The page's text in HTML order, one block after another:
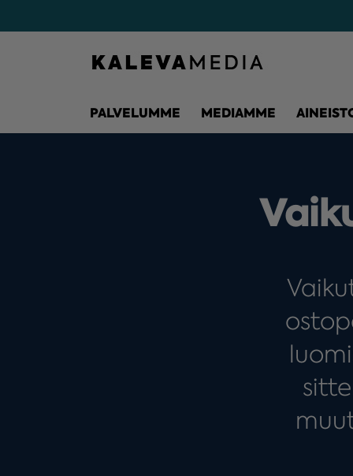
PALVELUMME MEDIAMME